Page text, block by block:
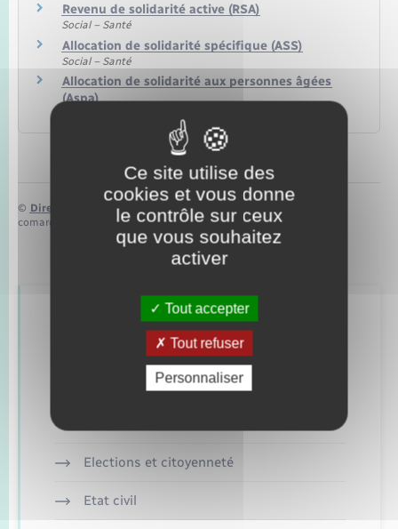
Revenu de solidarité active (RSA)
Social – Santé
Allocation de solidarité spécifique (ASS)
Social – Santé
Allocation de solidarité aux personnes âgées
(Aspa)
© Direction de l’information légale et administrative
comarquage developpé parbaseo.io
Retrouvez aussi
Concessions funéraires
Elections et citoyenneté
Etat civil
Ce site utilise des
cookies et vous donne
le contrôle sur ceux
que vous souhaitez
activer
Tout accepter
Tout refuser
Personnaliser